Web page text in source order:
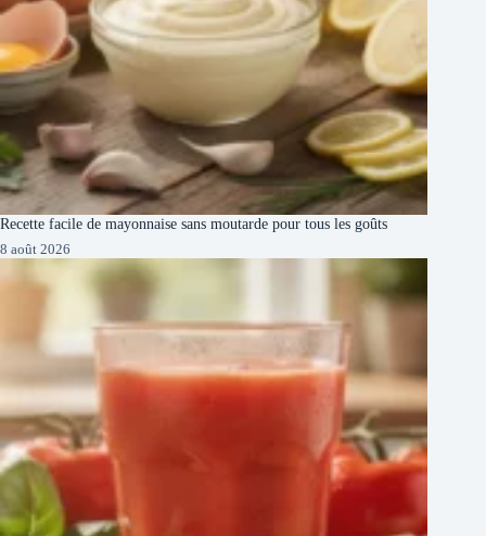
Recette facile de mayonnaise sans moutarde pour tous les goûts
8 août 2026